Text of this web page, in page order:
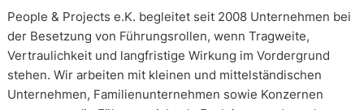
People & Projects e.K. begleitet seit 2008 Unternehmen bei
der Besetzung von Führungsrollen, wenn Tragweite,
Vertraulichkeit und langfristige Wirkung im Vordergrund
stehen. Wir arbeiten mit kleinen und mittelständischen
Unternehmen, Familienunternehmen sowie Konzernen